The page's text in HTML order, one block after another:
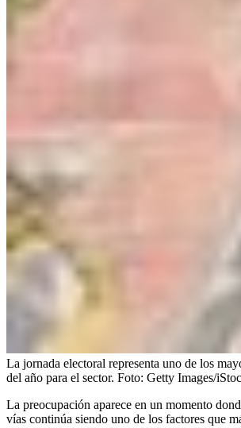
La jornada electoral representa uno de los
del año para el sector. Foto: Getty Images/
La preocupación aparece en un momento
vías continúa siendo uno de los factores que